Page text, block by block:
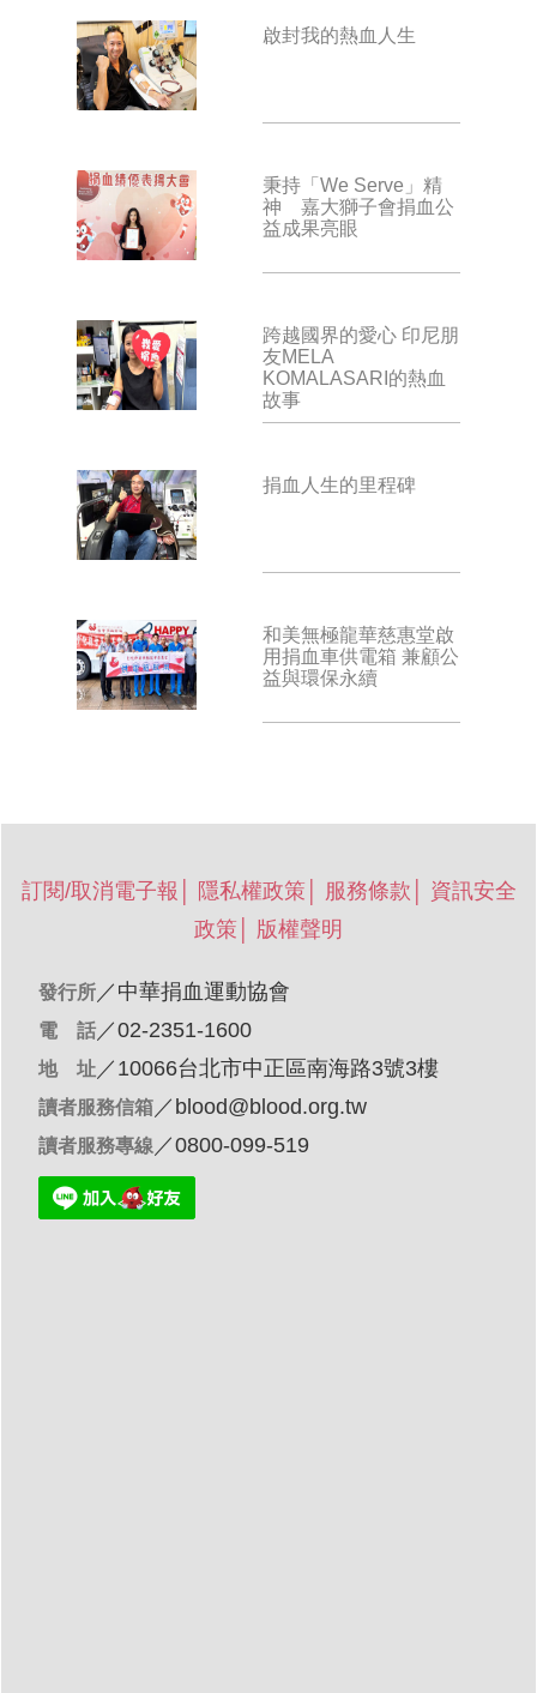
啟封我的熱血人生
秉持「We Serve」精
神 嘉大獅子會捐血公
益成果亮眼
跨越國界的愛心 印尼朋
友MELA
KOMALASARI的熱血
故事
捐血人生的里程碑
和美無極龍華慈惠堂啟
用捐血車供電箱 兼顧公
益與環保永續
訂閱/取消電子報 隱私權政策 服務條款
資訊安全
政策
版權聲明
發行所／ 中華捐血運動協會
電 話／02-2351-1600
地 址／10066台北市中正區南海路3號3樓
讀者服務信箱／ blood@blood.org.tw
讀者服務專線 ／0800-099-519